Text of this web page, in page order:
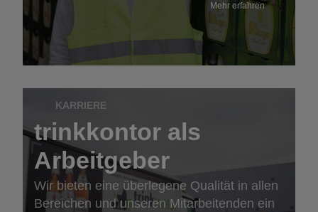
Mehr erfahren
KARRIERE
trinkkontor als
Arbeitgeber
Wir bieten eine überlegene Qualität in allen
Bereichen und unseren Mitarbeitenden ein